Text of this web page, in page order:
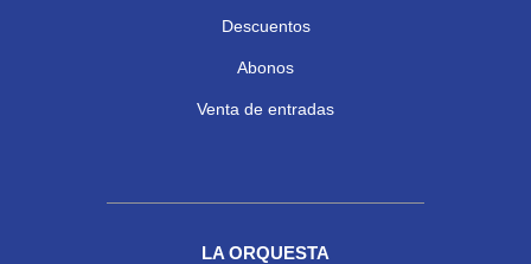
Descuentos
Abonos
Venta de entradas
LA ORQUESTA